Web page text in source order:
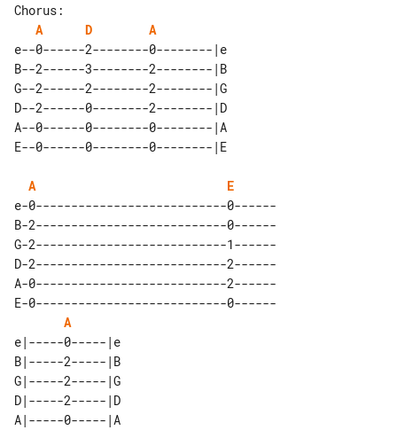
A
D
A
e--0------2--------0--------|e
B--2------3--------2--------|B
G--2------2--------2--------|G
D--2------0--------2--------|D
A--0------0--------0--------|A
A
E
e-0---------------------------0------
B-2---------------------------0------
G-2---------------------------1------
D-2---------------------------2------
A-0---------------------------2------
E-0---------------------------0------
A
e|-----0-----|e
B|-----2-----|B
G|-----2-----|G
D|-----2-----|D
A|-----0-----|A